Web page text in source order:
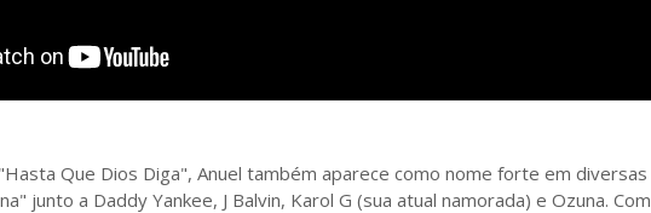
Que Dios Diga", Anuel também aparece como nome forte em diversas
junto a Daddy Yankee, J Balvin, Karol G (sua atual namorada) e Ozuna. Com